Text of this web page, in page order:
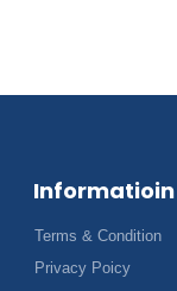
Informatioin
Terms & Condition
Privacy Poicy